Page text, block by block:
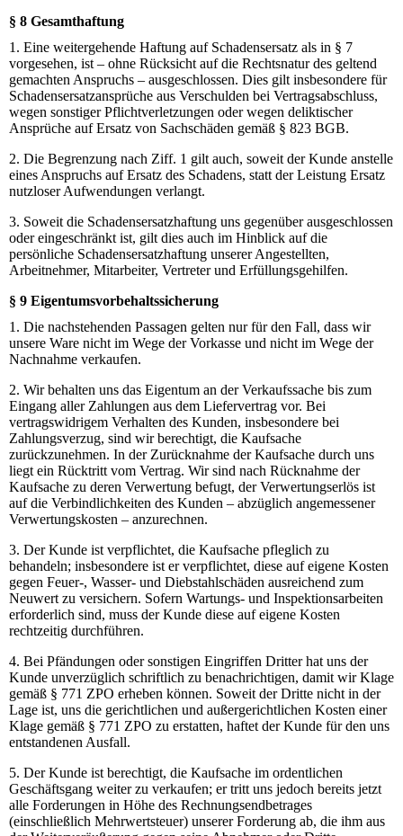
§ 8 Gesamthaftung
1. Eine weitergehende Haftung auf Schadensersatz als in § 7
vorgesehen, ist – ohne Rücksicht auf die Rechtsnatur des geltend
gemachten Anspruchs – ausgeschlossen. Dies gilt insbesondere für
Schadensersatzansprüche aus Verschulden bei Vertragsabschluss,
wegen sonstiger Pflichtverletzungen oder wegen deliktischer
Ansprüche auf Ersatz von Sachschäden gemäß § 823 BGB.
2. Die Begrenzung nach Ziff. 1 gilt auch, soweit der Kunde anstelle
eines Anspruchs auf Ersatz des Schadens, statt der Leistung Ersatz
nutzloser Aufwendungen verlangt.
3. Soweit die Schadensersatzhaftung uns gegenüber ausgeschlossen
oder eingeschränkt ist, gilt dies auch im Hinblick auf die
persönliche Schadensersatzhaftung unserer Angestellten,
Arbeitnehmer, Mitarbeiter, Vertreter und Erfüllungsgehilfen.
§ 9 Eigentumsvorbehaltssicherung
1. Die nachstehenden Passagen gelten nur für den Fall, dass wir
unsere Ware nicht im Wege der Vorkasse und nicht im Wege der
Nachnahme verkaufen.
2. Wir behalten uns das Eigentum an der Verkaufssache bis zum
Eingang aller Zahlungen aus dem Liefervertrag vor. Bei
vertragswidrigem Verhalten des Kunden, insbesondere bei
Zahlungsverzug, sind wir berechtigt, die Kaufsache
zurückzunehmen. In der Zurücknahme der Kaufsache durch uns
liegt ein Rücktritt vom Vertrag. Wir sind nach Rücknahme der
Kaufsache zu deren Verwertung befugt, der Verwertungserlös ist
auf die Verbindlichkeiten des Kunden – abzüglich angemessener
Verwertungskosten – anzurechnen.
3. Der Kunde ist verpflichtet, die Kaufsache pfleglich zu
behandeln; insbesondere ist er verpflichtet, diese auf eigene Kosten
gegen Feuer-, Wasser- und Diebstahlschäden ausreichend zum
Neuwert zu versichern. Sofern Wartungs- und Inspektionsarbeiten
erforderlich sind, muss der Kunde diese auf eigene Kosten
rechtzeitig durchführen.
4. Bei Pfändungen oder sonstigen Eingriffen Dritter hat uns der
Kunde unverzüglich schriftlich zu benachrichtigen, damit wir Klage
gemäß § 771 ZPO erheben können. Soweit der Dritte nicht in der
Lage ist, uns die gerichtlichen und außergerichtlichen Kosten einer
Klage gemäß § 771 ZPO zu erstatten, haftet der Kunde für den uns
entstandenen Ausfall.
5. Der Kunde ist berechtigt, die Kaufsache im ordentlichen
Geschäftsgang weiter zu verkaufen; er tritt uns jedoch bereits jetzt
alle Forderungen in Höhe des Rechnungsendbetrages
(einschließlich Mehrwertsteuer) unserer Forderung ab, die ihm aus